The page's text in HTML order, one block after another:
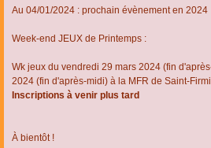
Au 04/01/2024 : prochain évènement en 2024
Week-end JEUX de Printemps :
Wk jeux du vendredi 29 mars 2024 (fin
2024 (fin d'après-midi) à la MFR de Saint-
Inscriptions à venir plus tard
À bientôt !